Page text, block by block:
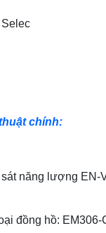
chính:
năng lượng EN-
đồng hồ: